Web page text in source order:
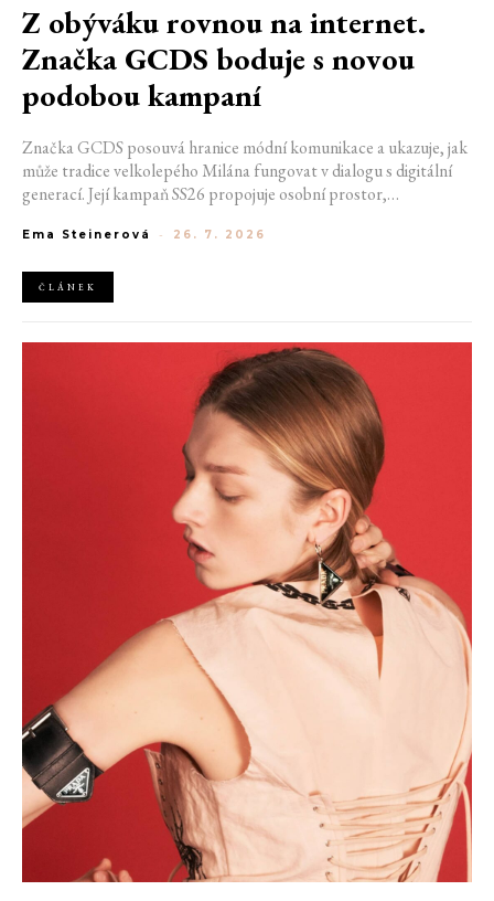
Z obýváku rovnou na internet.
Značka GCDS boduje s novou
podobou kampaní
Značka GCDS posouvá hranice módní komunikace a ukazuje, jak
může tradice velkolepého Milána fungovat v dialogu s digitální
generací. Její kampaň SS26 propojuje osobní prostor,
dnes módu vnímáme a sdílíme. Zároveň potvrzuje schopnost
autentické spojení mezi módou, digitálním prostředím a
každodenním životem mladé generace.
Ema Steinerová - 26. 7. 2026
ČLÁNEK